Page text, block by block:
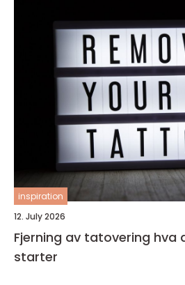
inspiration
12. July 2026
Fjerning av tatovering hva du bør vite før du
starter